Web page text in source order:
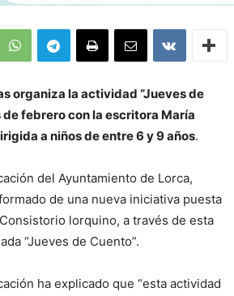
organiza la actividad “Jueves de
de febrero con la escritora María
a niños de entre 6 y 9 años.
del Ayuntamiento de Lorca,
de una nueva iniciativa puesta
lorquino, a través de esta
“Jueves de Cuento”.
ha explicado que “esta actividad